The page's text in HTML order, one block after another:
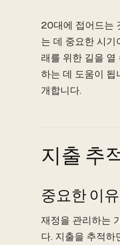
20대에 접어드는
는 데 중요한 시
래를 위한 길을 열
하는 데 도움이
개합니다.
지출 추
중요한 이유
재정을 관리하는
다. 지출을 추적하